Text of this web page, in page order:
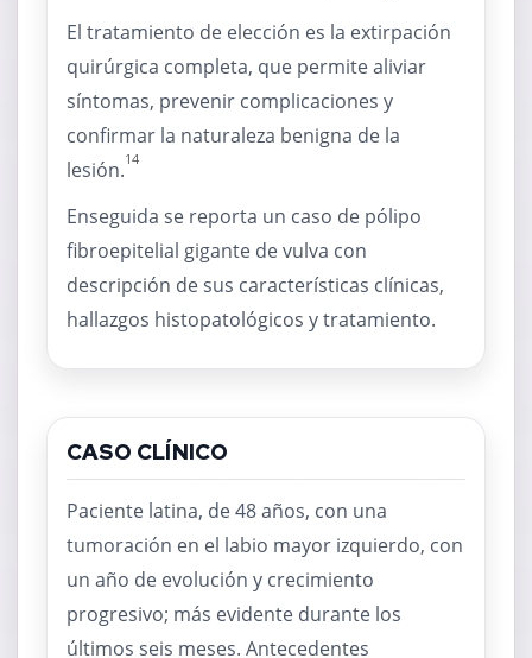
El tratamiento de elección es la extirpación
quirúrgica completa, que permite aliviar
síntomas, prevenir complicaciones y
confirmar la naturaleza benigna de la
lesión.14
Enseguida se reporta un caso de pólipo
fibroepitelial gigante de vulva con
descripción de sus características clínicas,
hallazgos histopatológicos y tratamiento.
CASO CLÍNICO
Paciente latina, de 48 años, con una
tumoración en el labio mayor izquierdo, con
un año de evolución y crecimiento
progresivo; más evidente durante los
últimos seis meses. Antecedentes